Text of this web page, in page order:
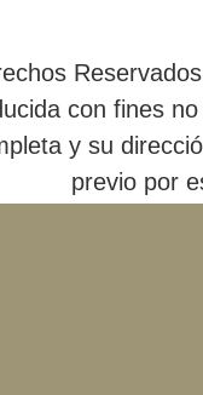
con fines
y su
previo por